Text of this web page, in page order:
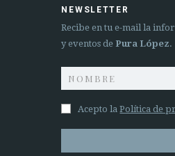
NEWSLETTER
Recibe en tu e-mail la
y eventos de Pura López.
Acepto laPolítica de